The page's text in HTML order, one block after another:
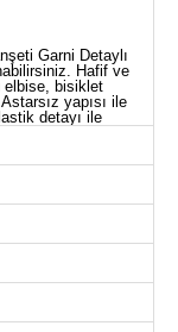
Garni Detaylı
Hafif ve
elbise, bisiklet
yapısı ile
detayı ile
giyimde
136
136